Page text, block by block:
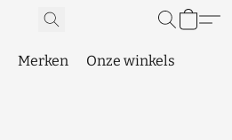
Merken Onze winkels